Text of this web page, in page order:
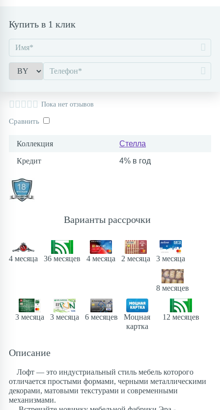
Купить в 1 клик
Пока нет отзывов
Сравнить
Коллекция Стелла
Кредит 4% в год
Варианты рассрочки
4 месяца 36 месяцев 4 месяца 2 месяца 3 месяца
8 месяцев
3 месяца 3 месяца 6 месяцев
Моцная
картка
12 месяцев
Описание
Лофт — это индустриальный стиль мебель которого
отличается простыми формами, черными металлическими
декорами, матовыми текстурами и современными
механизмами.